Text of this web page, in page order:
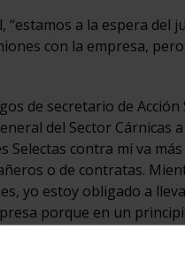
“estamos a la espera
con la empresa,
de secretario de
del Sector Cárnicas
Selectas contra mí va
o de contratas.
yo estoy obligado a
porque en un